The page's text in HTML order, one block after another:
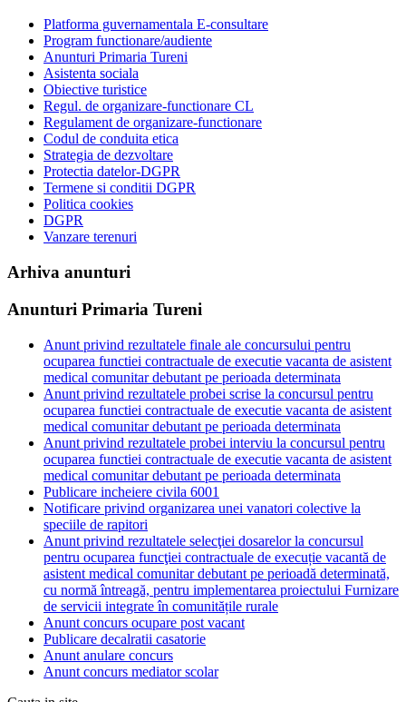
Platforma guvernamentala E-consultare
Program functionare/audiente
Anunturi Primaria Tureni
Asistenta sociala
Obiective turistice
Regul. de organizare-functionare CL
Regulament de organizare-functionare
Codul de conduita etica
Strategia de dezvoltare
Protectia datelor-DGPR
Termene si conditii DGPR
Politica cookies
DGPR
Vanzare terenuri
Arhiva anunturi
Anunturi Primaria Tureni
Anunt privind rezultatele finale ale concursului pentru
ocuparea functiei contractuale de executie vacanta de asistent
medical comunitar debutant pe perioada determinata
Anunt privind rezultatele probei scrise la concursul pentru
ocuparea functiei contractuale de executie vacanta de asistent
medical comunitar debutant pe perioada determinata
Anunt privind rezultatele probei interviu la concursul pentru
ocuparea functiei contractuale de executie vacanta de asistent
medical comunitar debutant pe perioada determinata
Publicare incheiere civila 6001
Notificare privind organizarea unei vanatori colective la
speciile de rapitori
Anunt privind rezultatele selecţiei dosarelor la concursul
pentru ocuparea funcţiei contractuale de execuție vacantă de
asistent medical comunitar debutant pe perioadă determinată,
cu normă întreagă, pentru implementarea proiectului Furnizare
de servicii integrate în comunitățile rurale
Anunt concurs ocupare post vacant
Publicare decalratii casatorie
Anunt anulare concurs
Anunt concurs mediator scolar